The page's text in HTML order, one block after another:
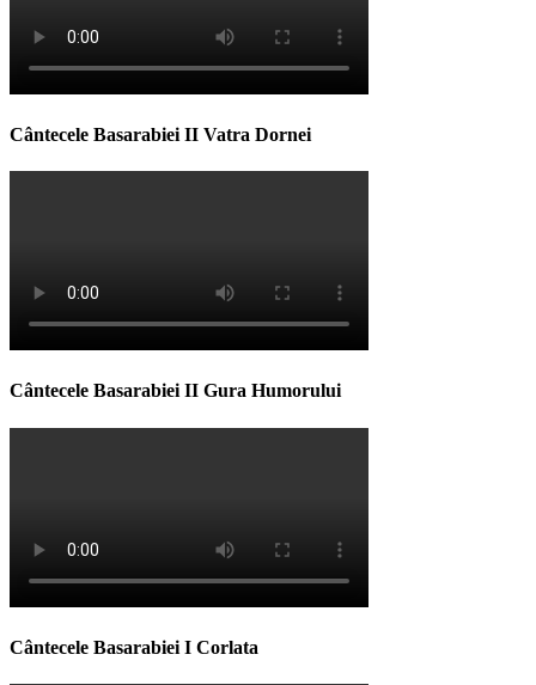
Cântecele Basarabiei II Vatra Dornei
Cântecele Basarabiei II Gura Humorului
Cântecele Basarabiei I Corlata